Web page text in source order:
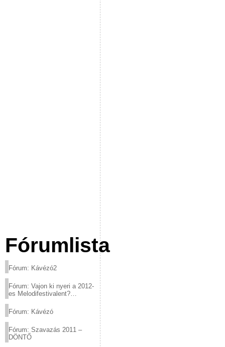
Fórumlista
Fórum: Kávézó2
Fórum: Vajon ki nyeri a 2012-
es Melodifestivalent?
Fórum: Kávézó
Fórum: Szavazás 2011 –
DÖNTŐ